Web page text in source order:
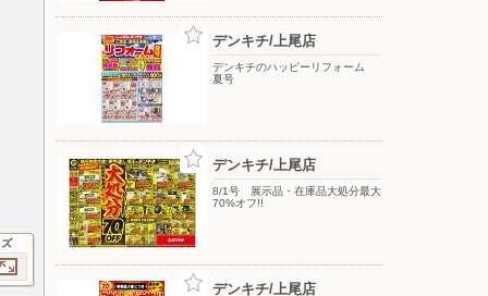
デンキチ/上尾店
デンキチのハッピーリフォーム
夏号
デンキチ/上尾店
8/1号 展示品・在庫品大処分最大
70%オフ!!
デンキチ/上尾店